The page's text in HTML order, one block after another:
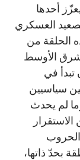
أحدها
العسكري
الحلقة من
الأوسط
تبدأ في
سياسيين
لم يحدث
بحدّ ذاتها،